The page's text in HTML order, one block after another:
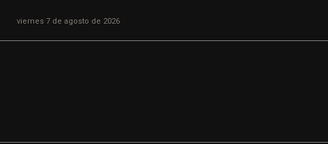
viernes 7 de agosto de 2026